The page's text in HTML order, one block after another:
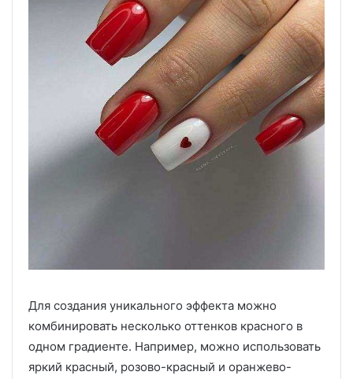
Для создания уникального эффекта можно
комбинировать несколько оттенков красного в
одном градиенте. Например, можно использовать
яркий красный, розово-красный и оранжево-